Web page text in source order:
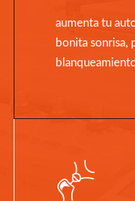
aumenta tu
bonita sonrisa,